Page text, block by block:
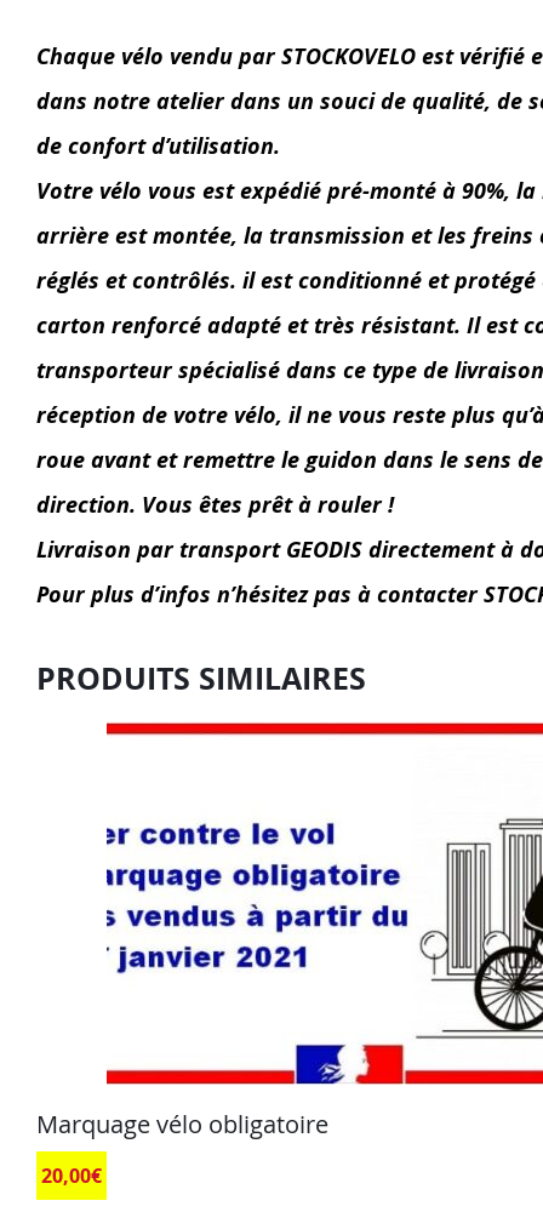
Chaque vélo vendu par STOCKOVELO est vérifié
dans notre atelier dans un souci de qualité, de
de confort d’utilisation.
Votre vélo vous est expédié pré-monté à 90%,
arrière est montée, la transmission et les freins
réglés et contrôlés. il est conditionné et protégé
carton renforcé adapté et très résistant. Il est
transporteur spécialisé dans ce type de
réception de votre vélo, il ne vous reste plus
roue avant et remettre le guidon dans le sens
direction. Vous êtes prêt à rouler !
Livraison par transport GEODIS directement à
Pour plus d’infos n’hésitez pas à contacter
PRODUITS SIMILAIRES
Marquage vélo obligatoire
20,00€